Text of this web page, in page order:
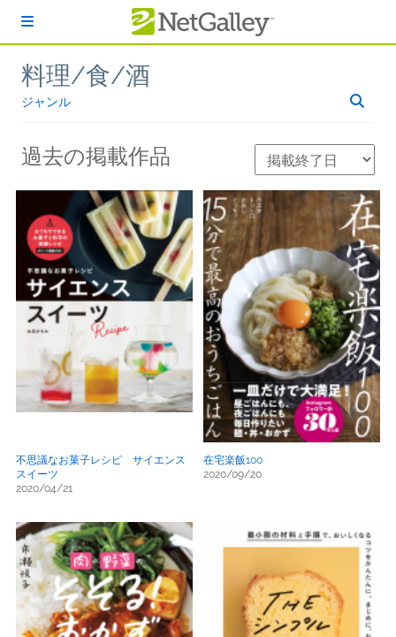
料理/食/酒
ジャンル
過去の掲載作品
不思議なお菓子レシピ サイエンス
スイーツ
2020/04/21
在宅楽飯100
2020/09/20